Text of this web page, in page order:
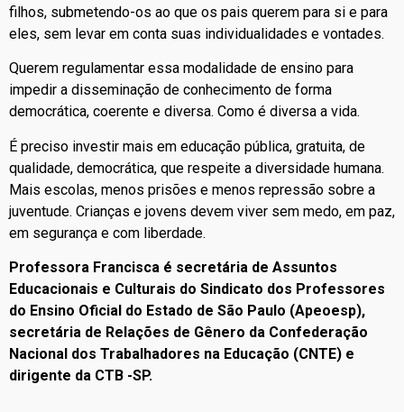
filhos, submetendo-os ao que os pais querem para si e para
eles, sem levar em conta suas individualidades e vontades.
Querem regulamentar essa modalidade de ensino para
impedir a disseminação de conhecimento de forma
democrática, coerente e diversa. Como é diversa a vida.
É preciso investir mais em educação pública, gratuita, de
qualidade, democrática, que respeite a diversidade humana.
Mais escolas, menos prisões e menos repressão sobre a
juventude. Crianças e jovens devem viver sem medo, em paz,
em segurança e com liberdade.
Professora Francisca é secretária de Assuntos
Educacionais e Culturais do Sindicato dos Professores
do Ensino Oficial do Estado de São Paulo (Apeoesp),
secretária de Relações de Gênero da Confederação
Nacional dos Trabalhadores na Educação (CNTE) e
dirigente da CTB -SP.